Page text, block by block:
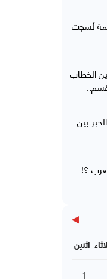
نُسجت
الخطاب
بين
؟!
▶
اثنين
1